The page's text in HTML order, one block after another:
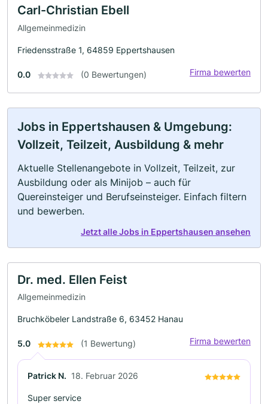
Carl-Christian Ebell
Allgemeinmedizin
Friedensstraße 1, 64859 Eppertshausen
0.0 (0 Bewertungen) Firma bewerten
Jobs in Eppertshausen & Umgebung:
Vollzeit, Teilzeit, Ausbildung & mehr
Aktuelle Stellenangebote in Vollzeit, Teilzeit, zur
Ausbildung oder als Minijob – auch für
Quereinsteiger und Berufseinsteiger. Einfach filtern
und bewerben.
Jetzt alle Jobs in Eppertshausen ansehen
Dr. med. Ellen Feist
Allgemeinmedizin
Bruchköbeler Landstraße 6, 63452 Hanau
5.0 (1 Bewertung) Firma bewerten
Patrick N. 18. Februar 2026
Super service